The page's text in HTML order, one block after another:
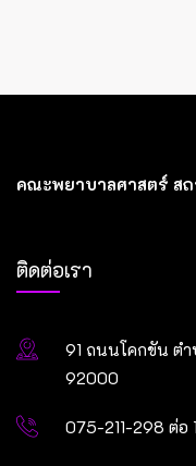
คณะพยาบาลศาสตร์ ส
ติดต่อเรา
91 ถนนโคกขัน ตำ
92000
075-211-298 ต่อ